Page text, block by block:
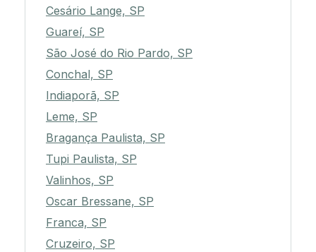
Cesário Lange, SP
Guareí, SP
São José do Rio Pardo, SP
Conchal, SP
Indiaporã, SP
Leme, SP
Bragança Paulista, SP
Tupi Paulista, SP
Valinhos, SP
Oscar Bressane, SP
Franca, SP
Cruzeiro, SP